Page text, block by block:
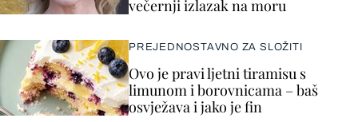
večernji izlazak na moru
PREJEDNOSTAVNO ZA SLOŽITI
Ovo je pravi ljetni tiramisu s
limunom i borovnicama – baš
osvježava i jako je fin